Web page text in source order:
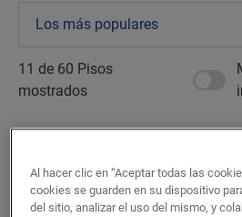
11 de 60 Pisos
mostrados
Al hacer clic en “Aceptar todas las
cookies se guarden en su dispositivo
del sitio, analizar el uso del mismo, y